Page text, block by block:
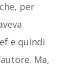
per
e quindi
Ma,